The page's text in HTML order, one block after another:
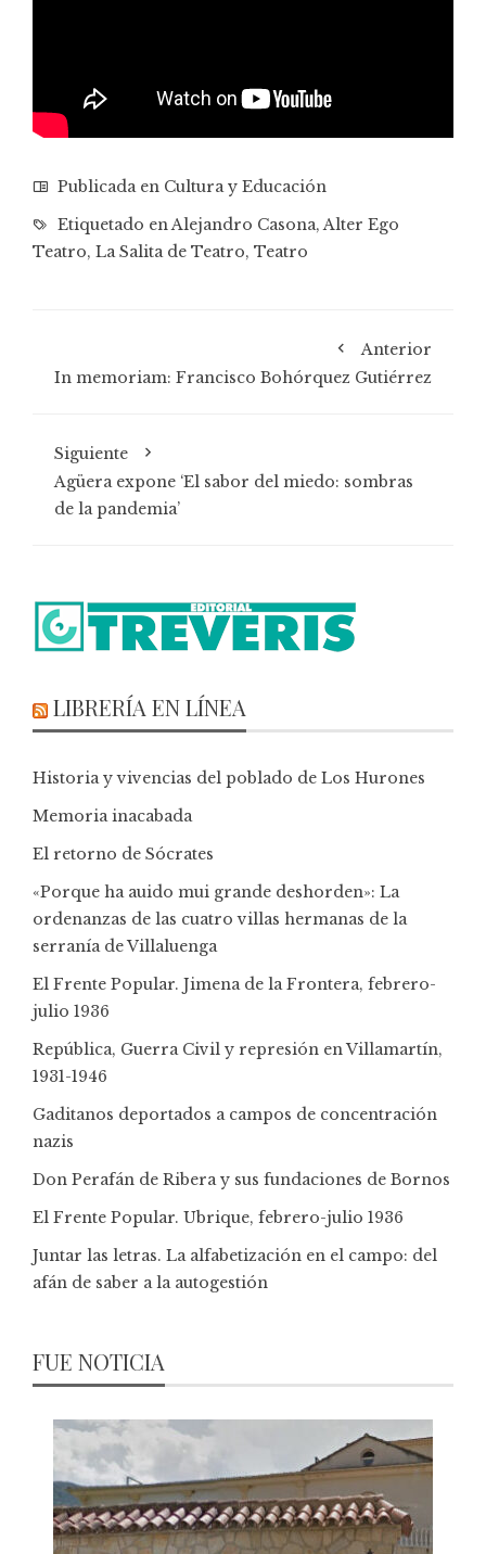
Publicada en Cultura y Educación
Etiquetado enAlejandro Casona,Alter Ego
Teatro, La Salita de Teatro, Teatro
Anterior
In memoriam: Francisco Bohórquez Gutiérrez
Siguiente
Agüera expone ‘El sabor del miedo: sombras
de la pandemia’
LIBRERÍA EN LÍNEA
Historia y vivencias del poblado de Los Hurones
Memoria inacabada
El retorno de Sócrates
«Porque ha auido mui grande deshorden»: La
ordenanzas de las cuatro villas hermanas de la
serranía de Villaluenga
El Frente Popular. Jimena de la Frontera, febrero-
julio 1936
República, Guerra Civil y represión en Villamartín,
1931-1946
Gaditanos deportados a campos de concentración
nazis
Don Perafán de Ribera y sus fundaciones de Bornos
El Frente Popular. Ubrique, febrero-julio 1936
Juntar las letras. La alfabetización en el campo: del
afán de saber a la autogestión
FUE NOTICIA